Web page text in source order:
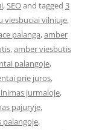
,SEOand tagged 3
viesbuciai vilniuje,
palanga,amber
,amber viesbutis
palangoje,
prie juros,
jurmaloje,
pajuryje,
palangoje,